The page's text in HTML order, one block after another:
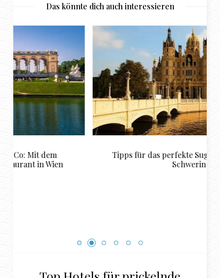
Das könnte dich auch interessieren
Tipps für das perfekte Sugardaddy Date in